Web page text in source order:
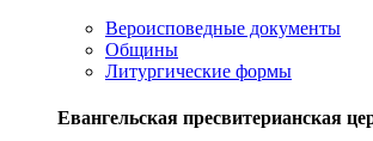
Вероисповедные документы
Общины
Литургические формы
Евангельская пресвитерианская